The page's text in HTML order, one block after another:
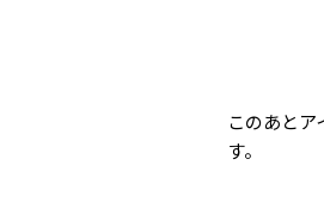
このあと
す。